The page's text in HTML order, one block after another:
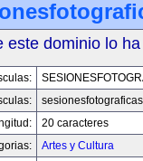
este dominio lo
20 caracteres
Artes y Cultura